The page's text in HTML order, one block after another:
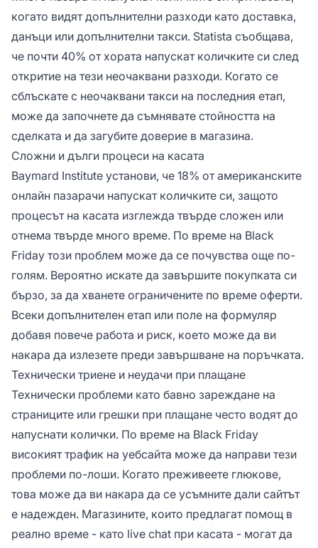
когато видят допълнителни разходи като доставка,
данъци или допълнителни такси. Statista съобщава,
че почти 40% от хората напускат количките си след
откритие на тези неочаквани разходи. Когато се
сблъскате с неочаквани такси на последния етап,
може да започнете да съмнявате стойността на
сделката и да загубите доверие в магазина.
Сложни и дълги процеси на касата
Baymard Institute установи, че 18% от американските
онлайн пазарачи напускат количките си, защото
процесът на касата изглежда твърде сложен или
отнема твърде много време. По време на Black
Friday този проблем може да се почувства още по-
голям. Вероятно искате да завършите покупката си
бързо, за да хванете ограничените по време оферти.
Всеки допълнителен етап или поле на формуляр
добавя повече работа и риск, което може да ви
накара да излезете преди завършване на поръчката.
Технически триене и неудачи при плащане
Технически проблеми като бавно зареждане на
страниците или грешки при плащане често водят до
напуснати колички. По време на Black Friday
високият трафик на уебсайта може да направи тези
проблеми по-лоши. Когато преживеете глюкове,
това може да ви накара да се усъмните дали сайтът
е надежден. Магазините, които предлагат помощ в
реално време - като live chat при касата - могат да